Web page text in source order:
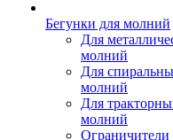
Бегунки для молний
Для
молний
Для
молний
Для
молний
Ограничители